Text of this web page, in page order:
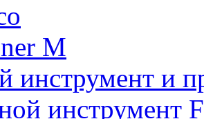
M
инструмент и
инструмент